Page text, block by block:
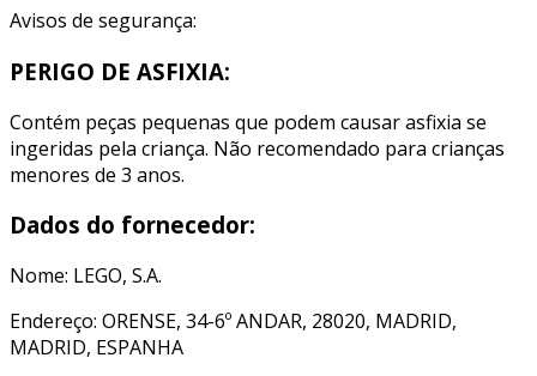
Avisos de segurança:
PERIGO DE ASFIXIA:
Contém peças pequenas que podem causar asfixia se
ingeridas pela criança. Não recomendado para crianças
menores de 3 anos.
Dados do fornecedor:
Nome: LEGO, S.A.
Endereço: ORENSE, 34-6º ANDAR, 28020, MADRID,
MADRID, ESPANHA